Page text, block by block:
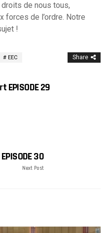
de nous tous,
forces de l’ordre. Notre
!
EEC Share
EPISODE 29
30
Next Post